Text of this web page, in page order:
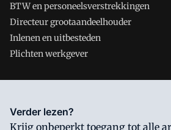
BTW en personeelsverstrekkingen
Directeur grootaandeelhouder
Inlenen en uitbesteden
Plichten werkgever
Salarisnet is onderdeel van VMN media.
waar VMN media voor staat. Op gebruik
Verder lezen?
Krijg onbeperkt toegang tot alle